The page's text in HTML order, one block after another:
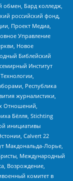
обмен, Бард колледж,
российский фонд,
Проект Медиа,
Управление
Новое
Библейский
Институт
Республика
журналистики,
Отношений,
Бёлля, Stichting
инициативы
Calvert 22
Макдональда-Лорье,
Международный
Возрождение,
комитет в